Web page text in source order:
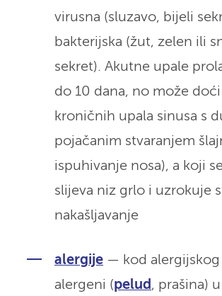
virusna (sluzavo, bijeli
bakterijska (žut, zelen ili
sekret). Akutne upale
do 10 dana, no može
kroničnih upala sinusa s
pojačanim stvaranjem
ispuhivanje nosa), a koji
slijeva niz grlo i uzrokuje
nakašljavanje
alergije— kod alergijskog
alergeni (pelud , prašina)